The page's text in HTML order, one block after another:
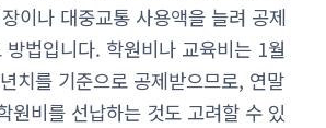
이나 대중교통 사용액을 늘려 공제
법입니다. 학원비나 교육비는 1월
치를 기준으로 공제받으므로, 연말
원비를 선납하는 것도 고려할 수 있